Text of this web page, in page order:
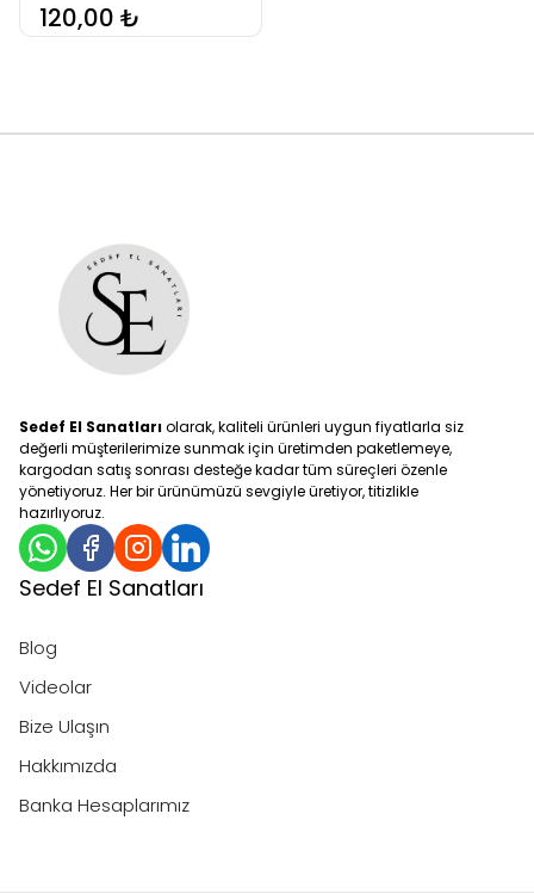
120,00 ₺
Sedef El Sanatlarıolarak, kaliteli ürünleri uygun fiyatlarla siz
değerli müşterilerimize sunmak için üretimden paketlemeye,
kargodan satış sonrası desteğe kadar tüm süreçleri özenle
yönetiyoruz. Her bir ürünümüzü sevgiyle üretiyor, titizlikle
hazırlıyoruz.
Sedef El Sanatları
Blog
Videolar
Bize Ulaşın
Hakkımızda
Banka Hesaplarımız